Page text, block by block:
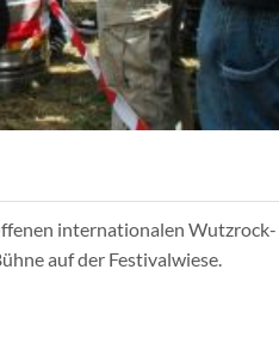
internationalen Wutzrock-
auf der Festivalwiese.